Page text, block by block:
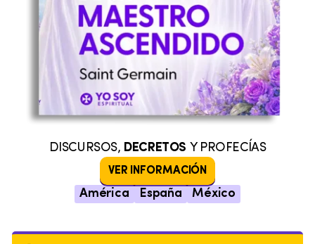
DISCURSOS, DECRETOS Y PROFECÍAS
VER INFORMACIÓN
América España México